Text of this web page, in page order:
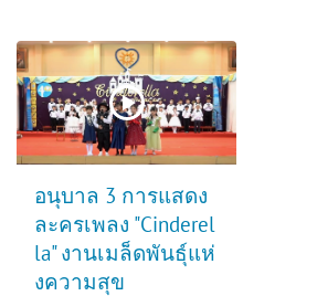
อนุบาล 3 การแสดง
ละครเพลง "Cinderel
la" งานเมล็ดพันธุ์แห่
งความสุข